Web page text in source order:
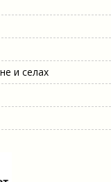
и селах